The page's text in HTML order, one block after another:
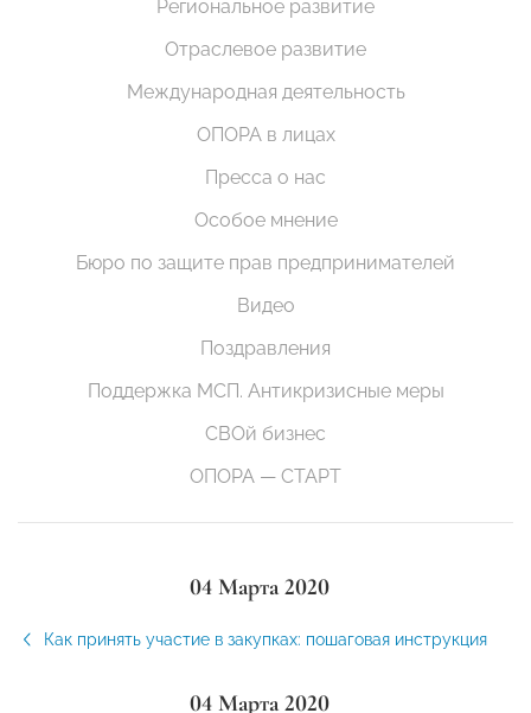
Региональное развитие
Отраслевое развитие
Международная деятельность
ОПОРА в лицах
Пресса о нас
Особое мнение
Бюро по защите прав предпринимателей
Видео
Поздравления
Поддержка МСП. Антикризисные меры
СВОй бизнес
ОПОРА — СТАРТ
04 Марта 2020
Как принять участие в закупках: пошаговая инструкция
04 Марта 2020